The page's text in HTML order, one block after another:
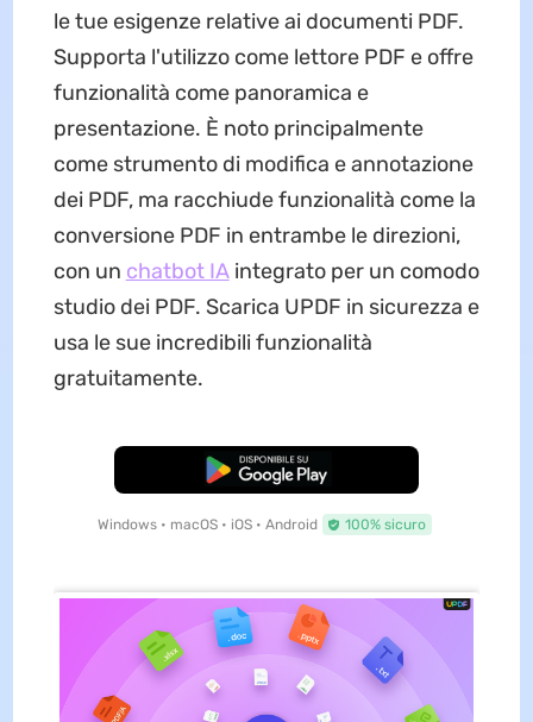
le tue esigenze relative ai documenti PDF.
Supporta l'utilizzo come lettore PDF e offre
funzionalità come panoramica e
presentazione. È noto principalmente
come strumento di modifica e annotazione
dei PDF, ma racchiude funzionalità come la
conversione PDF in entrambe le direzioni,
con un chatbot IAintegrato per un comodo
studio dei PDF. Scarica UPDF in sicurezza e
usa le sue incredibili funzionalità
gratuitamente.
Download Gratis
Windows • macOS • iOS • Android 100% sicuro